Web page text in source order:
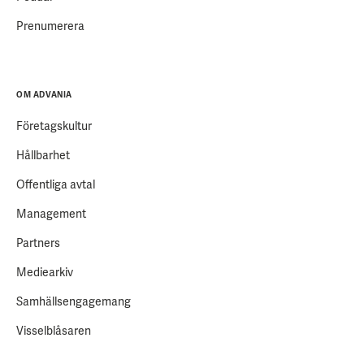
Prenumerera
OM ADVANIA
Företagskultur
Hållbarhet
Offentliga avtal
Management
Partners
Mediearkiv
Samhällsengagemang
Visselblåsaren